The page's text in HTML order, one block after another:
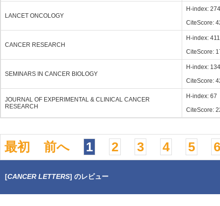
LANCET ONCOLOGY
H-index: 274
CiteScore:
CANCER RESEARCH
H-index: 411
CiteScore:
SEMINARS IN CANCER BIOLOGY
H-index: 134
CiteScore:
JOURNAL OF EXPERIMENTAL & CLINICAL CANCER
RESEARCH
H-index: 67
CiteScore:
最初 前へ 1 2 3 4 5 6
[CANCER LETTERS] のレビュー